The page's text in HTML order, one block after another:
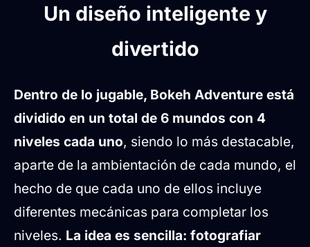
Un diseño inteligente y
divertido
Dentro de lo jugable, Bokeh Adventure está
dividido en un total de 6 mundos con 4
niveles cada uno, siendo lo más destacable,
aparte de la ambientación de cada mundo, el
hecho de que cada uno de ellos incluye
diferentes mecánicas para completar los
niveles. La idea es sencilla: fotografiar